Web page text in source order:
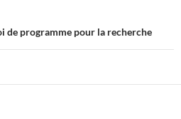
de programme pour la recherche